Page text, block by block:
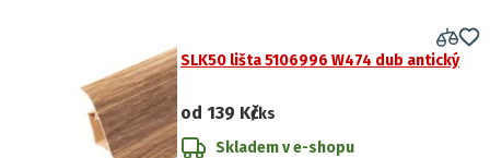
SLK50 lišta 5106996 W474 dub antický
od 139 Kč/ks
Skladem v e-shopu